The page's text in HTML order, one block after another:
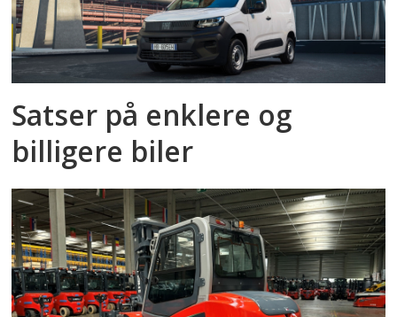
Satser på enklere og
billigere biler